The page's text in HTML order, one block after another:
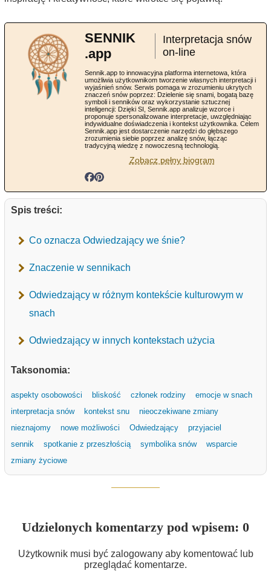
SENNIK
.app
Interpretacja snów
on-line
Sennik.app to innowacyjna platforma internetowa, która
umożliwia użytkownikom tworzenie własnych interpretacji i
wyjaśnień snów. Serwis pomaga w zrozumieniu ukrytych
znaczeń snów poprzez: Dzielenie się snami, bogatą bazę
symboli i senników oraz wykorzystanie sztucznej
inteligencji: Dzięki SI, Sennik.app analizuje wzorce i
proponuje spersonalizowane interpretacje, uwzględniając
indywidualne doświadczenia i kontekst użytkownika. Celem
Sennik.app jest dostarczenie narzędzi do głębszego
zrozumienia siebie poprzez analizę snów, łącząc
tradycyjną wiedzę z nowoczesną technologią.
Zobacz pełny biogram
Spis treści:
Co oznacza Odwiedzający we śnie?
Znaczenie w sennikach
Odwiedzający w różnym kontekście kulturowym w
snach
Odwiedzający w innych kontekstach użycia
Taksonomia:
aspekty osobowości bliskość członek rodziny
emocje w snach
interpretacja snów
kontekst snu
nieoczekiwane zmiany
nieznajomy
nowe możliwości Odwiedzający
przyjaciel
sennik
spotkanie z przeszłością symbolika snów
wsparcie
zmiany życiowe
Udzielonych komentarzy pod wpisem: 0
Użytkownik musi być zalogowany aby komentować lub
przeglądać komentarze.